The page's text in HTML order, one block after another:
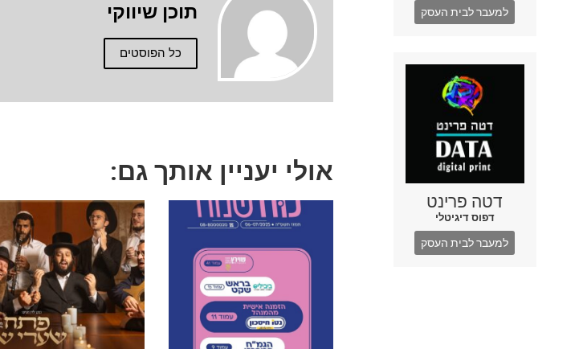
למעבר לבית העסק
דטה פרינט
דפוס דיגיטלי
למעבר לבית העסק
תוכן שיווקי
כל הפוסטים
אולי יעניין אותך גם: